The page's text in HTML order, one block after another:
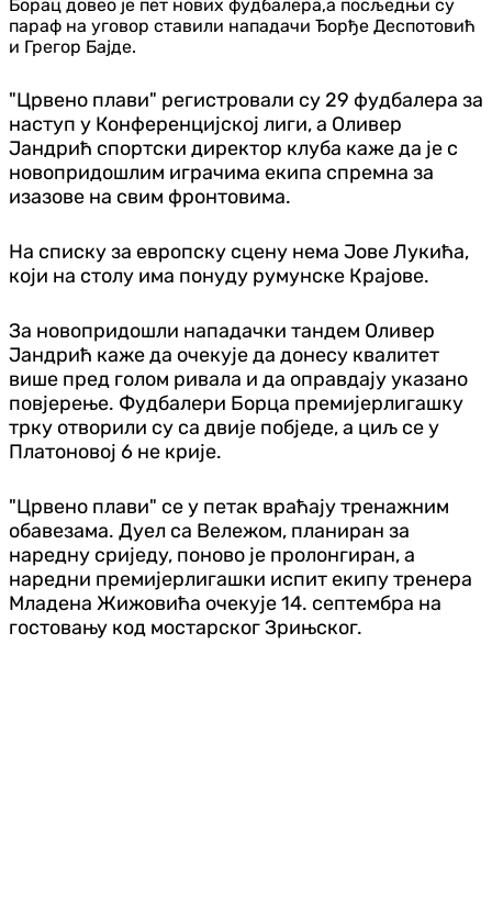
Борац довео је пет нових фудбалера,а посљедњи су
параф на уговор ставили нападачи Ђорђе Деспотовић
и Грегор Бајде.
"Црвено плави" регистровали су 29 фудбалера за
наступ у Конференцијској лиги, а Оливер
Јандрић спортски директор клуба каже да је с
новопридошлим играчима екипа спремна за
изазове на свим фронтовима.
На списку за европску сцену нема Јове Лукића,
који на столу има понуду румунске Крајове.
За новопридошли нападачки тандем Оливер
Јандрић каже да очекује да донесу квалитет
више пред голом ривала и да оправдају указано
повјерење. Фудбалери Борца премијерлигашку
трку отворили су са двије побједе, а циљ се у
Платоновој 6 не крије.
"Црвено плави" се у петак враћају тренажним
обавезама. Дуел са Вележом, планиран за
наредну сриједу, поново је пролонгиран, а
наредни премијерлигашки испит екипу тренера
Младена Жижовића очекује 14. септембра на
гостовању код мостарског Зрињског.